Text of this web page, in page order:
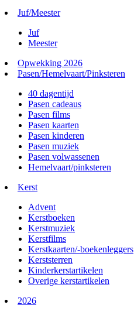
Juf/Meester
Juf
Meester
Opwekking 2026
Pasen/Hemelvaart/Pinksteren
40 dagentijd
Pasen cadeaus
Pasen films
Pasen kaarten
Pasen kinderen
Pasen muziek
Pasen volwassenen
Hemelvaart/pinksteren
Kerst
Advent
Kerstboeken
Kerstmuziek
Kerstfilms
Kerstkaarten/-boekenleggers
Kerststerren
Kinderkerstartikelen
Overige kerstartikelen
2026